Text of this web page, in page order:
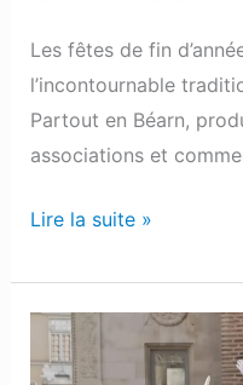
Les fêtes de fin
l’incontournable
Partout en Béarn,
associations et
Lire la suite »
Clin
d’œil